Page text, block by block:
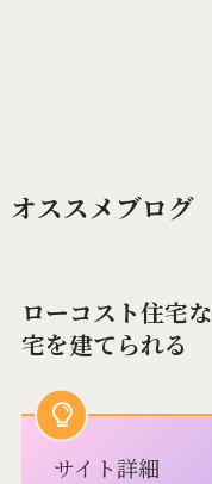
オススメブロ
ローコスト住宅
宅を建てられる
サイト詳細